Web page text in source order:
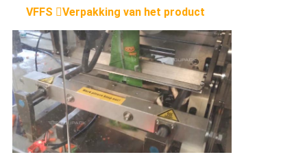
VFFS Verpakking van het product